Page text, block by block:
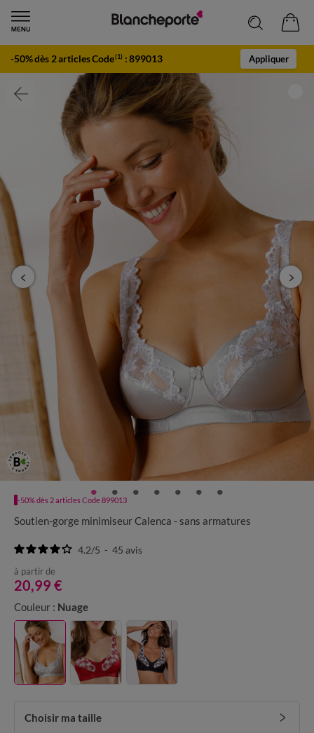
-50% dès 2 articles Code(1) :899013 Appliquer
-50% dès 2 articles Code 899013
Soutien-gorge minimiseur Calenca - sans armatures
4.2/5 - 45 avis
à partir de
20,99 €
Couleur : Nuage
Choisir ma taille